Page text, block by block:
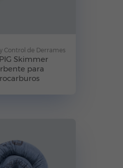
Control de Derrames
Skimmer
para